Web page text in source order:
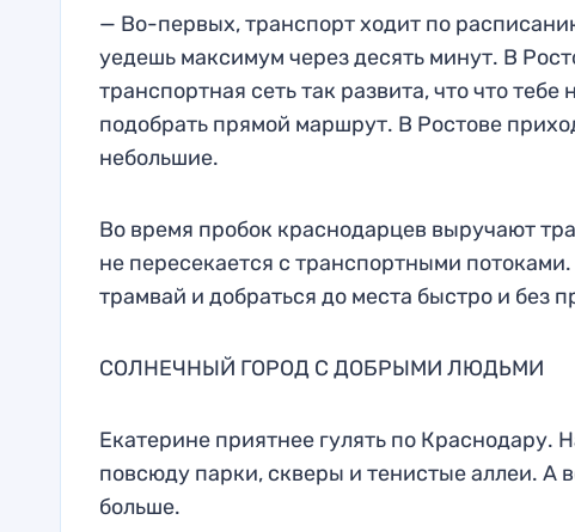
— Во-первых, транспорт ходит по
уедешь максимум через десять минут. В
транспортная сеть так развита, что что
подобрать прямой маршрут. В Ростове
небольшие.
Во время пробок краснодарцев выручают
не пересекается с транспортными
трамвай и добраться до места быстро и без
СОЛНЕЧНЫЙ ГОРОД С ДОБРЫМИ ЛЮДЬМИ
Екатерине приятнее гулять по Краснодару.
повсюду парки, скверы и тенистые аллеи. А
больше.